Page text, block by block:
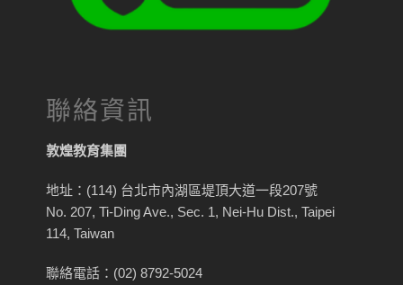
聯絡資訊
敦煌教育集團
地址：(114) 台北市內湖區堤頂大道一段207號
No. 207, Ti-Ding Ave., Sec. 1, Nei-Hu Dist., Taipei
114, Taiwan
聯絡電話：(02) 8792-5024